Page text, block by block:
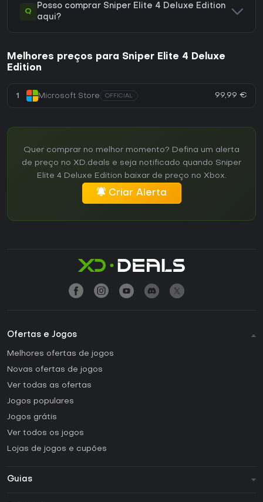
Q
Posso comprar Sniper Elite 4 Deluxe Edition
aqui?
Melhores preços para Sniper Elite 4 Deluxe
Edition
1 Microsoft Store OFFICIAL 99,99 €
Quer comprar no melhor momento? Defina um alerta
de preço no XD.deals e seja notificado quando Sniper
Elite 4 Deluxe Edition baixar de preço no Xbox.
Criar Alerta
Ofertas e Jogos
Melhores ofertas de jogos
Novas ofertas de jogos
Ver todas as ofertas
Jogos populares
Jogos grátis
Ver todos os jogos
Lojas de jogos e cupões
Guias